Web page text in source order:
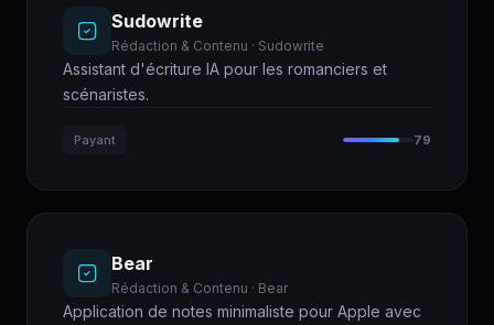
Sudowrite
Rédaction & Contenu · Sudowrite
Assistant d'écriture IA pour les romanciers et
scénaristes.
Payant 79
Bear
Rédaction & Contenu · Bear
Application de notes minimaliste pour Apple avec